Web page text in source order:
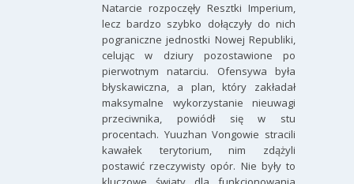
Natarcie rozpoczęły Resztki Imperium,
lecz bardzo szybko dołączyły do nich
pograniczne jednostki Nowej Republiki,
celując w dziury pozostawione po
pierwotnym natarciu. Ofensywa była
błyskawiczna, a plan, który zakładał
maksymalne wykorzystanie nieuwagi
przeciwnika, powiódł się w stu
procentach. Yuuzhan Vongowie stracili
kawałek terytorium, nim zdążyli
postawić rzeczywisty opór. Nie były to